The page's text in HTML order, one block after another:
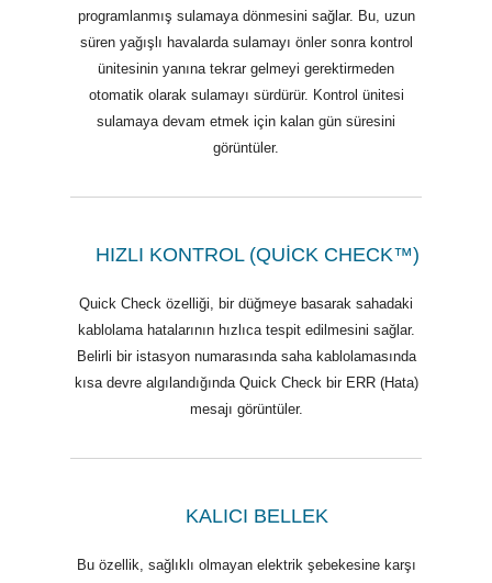
programlanmış sulamaya dönmesini sağlar. Bu, uzun
süren yağışlı havalarda sulamayı önler sonra kontrol
ünitesinin yanına tekrar gelmeyi gerektirmeden
otomatik olarak sulamayı sürdürür. Kontrol ünitesi
sulamaya devam etmek için kalan gün süresini
görüntüler.
HIZLI KONTROL (QUİCK CHECK™)
Quick Check özelliği, bir düğmeye basarak sahadaki
kablolama hatalarının hızlıca tespit edilmesini sağlar.
Belirli bir istasyon numarasında saha kablolamasında
kısa devre algılandığında Quick Check bir ERR (Hata)
mesajı görüntüler.
KALICI BELLEK
Bu özellik, sağlıklı olmayan elektrik şebekesine karşı